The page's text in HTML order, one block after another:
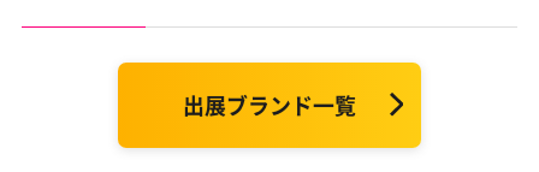
出展ブランド一覧